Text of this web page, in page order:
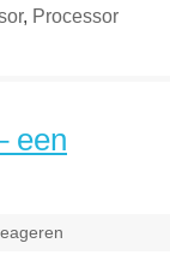
, Processor
een